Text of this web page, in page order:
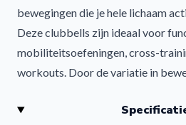
bewegingen die je hele lichaam
Deze clubbells zijn ideaal voor
mobiliteitsoefeningen, cross-
workouts. Door de variatie in
efficiënter en dynamischer wordt.